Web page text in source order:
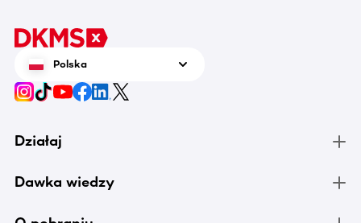
Polska
Działaj
Dawka wiedzy